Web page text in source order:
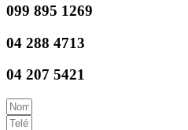
099 895 1269
04 288 4713
04 207 5421